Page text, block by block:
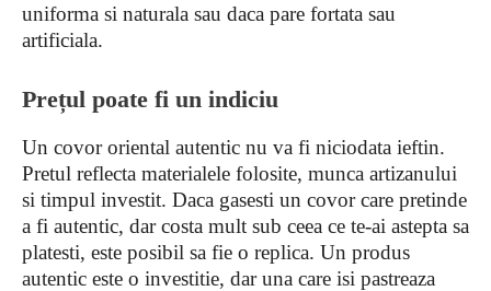
uniforma si naturala sau daca pare fortata sau
artificiala.
Prețul poate fi un indiciu
Un covor oriental autentic nu va fi niciodata ieftin.
Pretul reflecta materialele folosite, munca artizanului
si timpul investit. Daca gasesti un covor care pretinde
a fi autentic, dar costa mult sub ceea ce te-ai astepta sa
platesti, este posibil sa fie o replica. Un produs
autentic este o investitie, dar una care isi pastreaza